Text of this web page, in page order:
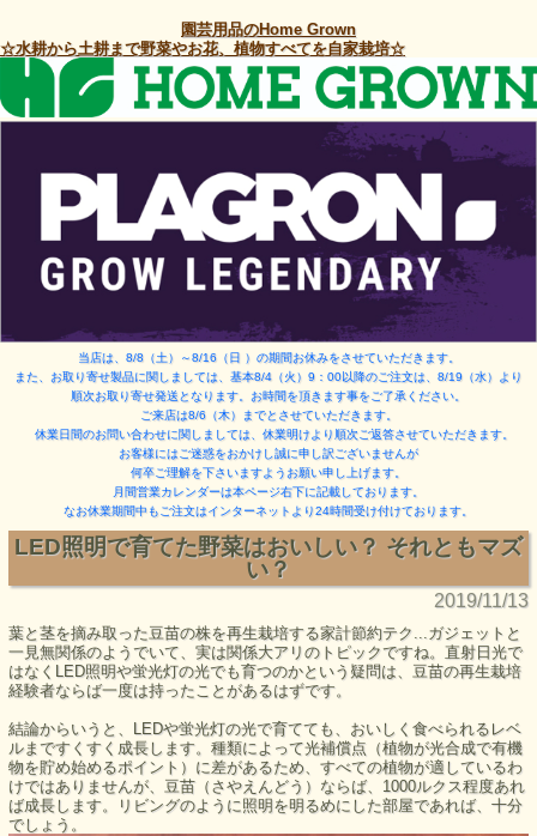
園芸用品のHome Grown
☆水耕から土耕まで野菜やお花、植物すべてを自家栽培☆
当店は、8/8（土）～8/16（日 ） の期間お休みをさせていただきます。
また、お取り寄せ製品に関しましては、基本8/4（火）9：00以降のご注文は、8/19（水）より
順次お取り寄せ発送となります。お時間を頂きます事をご了承ください。
ご来店は8/6（木）までとさせていただきます。
休業日間のお問い合わせに関しましては、休業明けより順次ご返答させていただきます。
お客様にはご迷惑をおかけし誠に申し訳ございませんが
何卒ご理解を下さいますようお願い申し上げます。
月間営業カレンダーは本ページ右下に記載しております。
なお休業期間中もご注文はインターネットより24時間受け付けております。
LED照明で育てた野菜はおいしい？ それともマズ
い？
2019/11/13
葉と茎を摘み取った豆苗の株を再生栽培する家計節約テク...ガジェットと
一見無関係のようでいて、実は関係大アリのトピックですね。直射日光で
はなくLED照明や蛍光灯の光でも育つのかという疑問は、豆苗の再生栽培
経験者ならば一度は持ったことがあるはずです。
結論からいうと、LEDや蛍光灯の光で育てても、おいしく食べられるレベ
ルまですくすく成長します。種類によって光補償点（植物が光合成で有機
物を貯め始めるポイント）に差があるため、すべての植物が適しているわ
けではありませんが、豆苗（さやえんどう）ならば、1000ルクス程度あれ
ば成長します。リビングのように照明を明るめにした部屋であれば、十分
でしょう。